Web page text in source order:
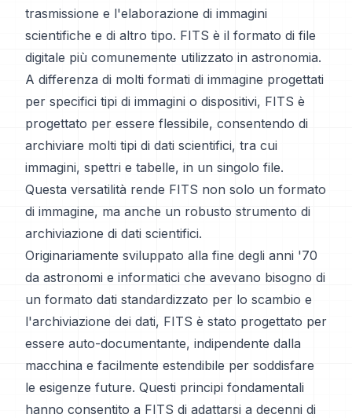
trasmissione e l'elaborazione di immagini
scientifiche e di altro tipo. FITS è il formato di file
digitale più comunemente utilizzato in astronomia.
A differenza di molti formati di immagine progettati
per specifici tipi di immagini o dispositivi, FITS è
progettato per essere flessibile, consentendo di
archiviare molti tipi di dati scientifici, tra cui
immagini, spettri e tabelle, in un singolo file.
Questa versatilità rende FITS non solo un formato
di immagine, ma anche un robusto strumento di
archiviazione di dati scientifici.
Originariamente sviluppato alla fine degli anni '70
da astronomi e informatici che avevano bisogno di
un formato dati standardizzato per lo scambio e
l'archiviazione dei dati, FITS è stato progettato per
essere auto-documentante, indipendente dalla
macchina e facilmente estendibile per soddisfare
le esigenze future. Questi principi fondamentali
hanno consentito a FITS di adattarsi a decenni di